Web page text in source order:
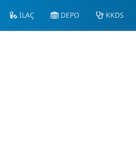
İLAÇ DEPO KKDS